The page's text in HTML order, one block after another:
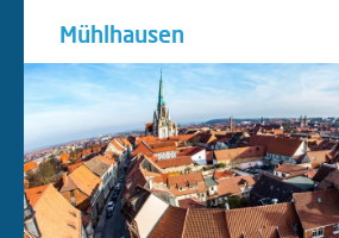
Mühlhausen